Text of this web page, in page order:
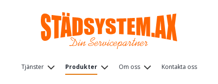
huvudinnehåll
Huvudmeny
Tjänster Produkter Om oss Kontakta oss